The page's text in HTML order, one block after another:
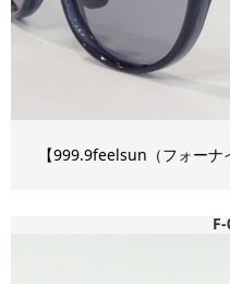
【999.9feelsun（フォーナ